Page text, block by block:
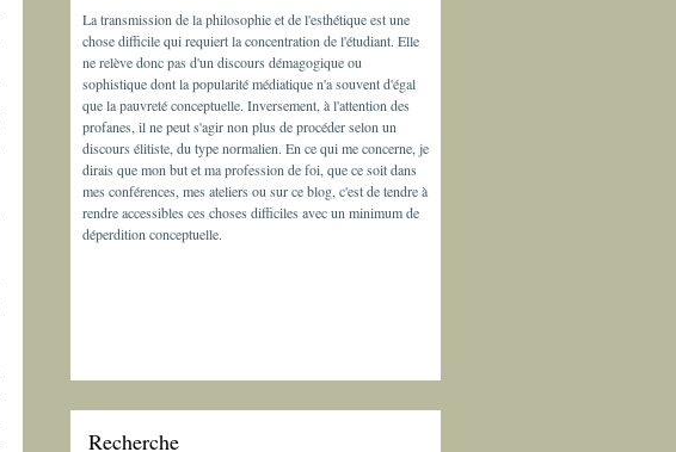
La transmission de la philosophie et de l'esthétique est une
chose difficile qui requiert la concentration de l'étudiant. Elle
ne relève donc pas d'un discours démagogique ou
sophistique dont la popularité médiatique n'a souvent d'égal
que la pauvreté conceptuelle. Inversement, à l'attention des
profanes, il ne peut s'agir non plus de procéder selon un
discours élitiste, du type normalien. En ce qui me concerne, je
dirais que mon but et ma profession de foi, que ce soit dans
mes conférences, mes ateliers ou sur ce blog, c'est de tendre à
rendre accessibles ces choses difficiles avec un minimum de
déperdition conceptuelle.
Recherche